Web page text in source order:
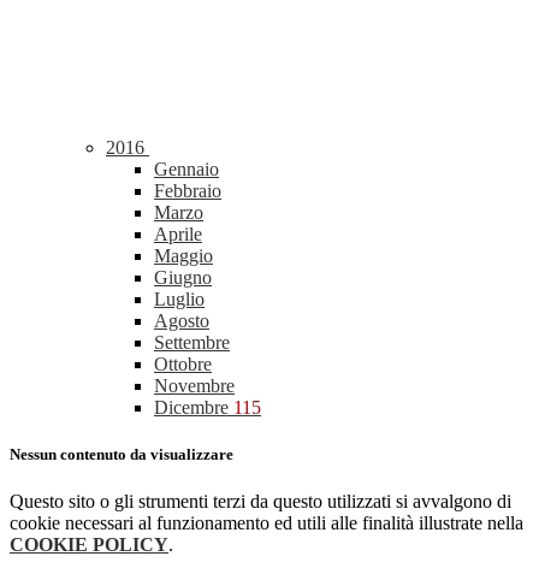
2016
Gennaio
Febbraio
Marzo
Aprile
Maggio
Giugno
Luglio
Agosto
Settembre
Ottobre
Novembre
Dicembre 115
Nessun contenuto da visualizzare
Questo sito o gli strumenti terzi da questo utilizzati si avvalgono di
cookie necessari al funzionamento ed utili alle finalità illustrate nella
COOKIE POLICY.